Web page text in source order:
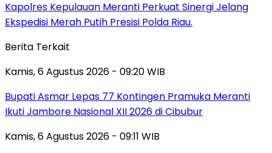
Kapolres Kepulauan Meranti Perkuat Sinergi Jelang
Ekspedisi Merah Putih Presisi Polda Riau.
Berita Terkait
Kamis, 6 Agustus 2026 - 09:20 WIB
Bupati Asmar Lepas 77 Kontingen Pramuka Meranti
Ikuti Jambore Nasional XII 2026 di Cibubur
Kamis, 6 Agustus 2026 - 09:11 WIB